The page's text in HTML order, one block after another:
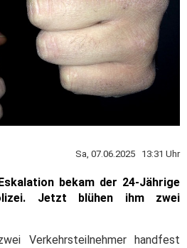
Sa, 07.06.2025 13:31 Uhr
bekam der 24-Jährige
Jetzt blühen ihm zwei
Verkehrsteilnehmer handfest